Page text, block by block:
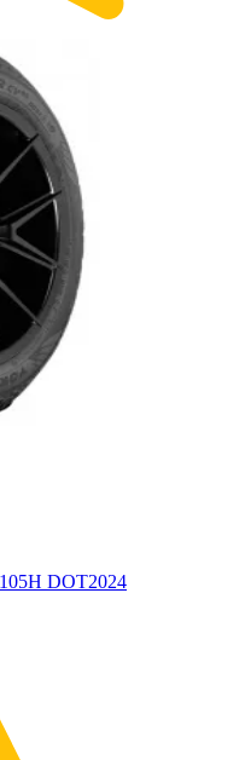
DOT2024